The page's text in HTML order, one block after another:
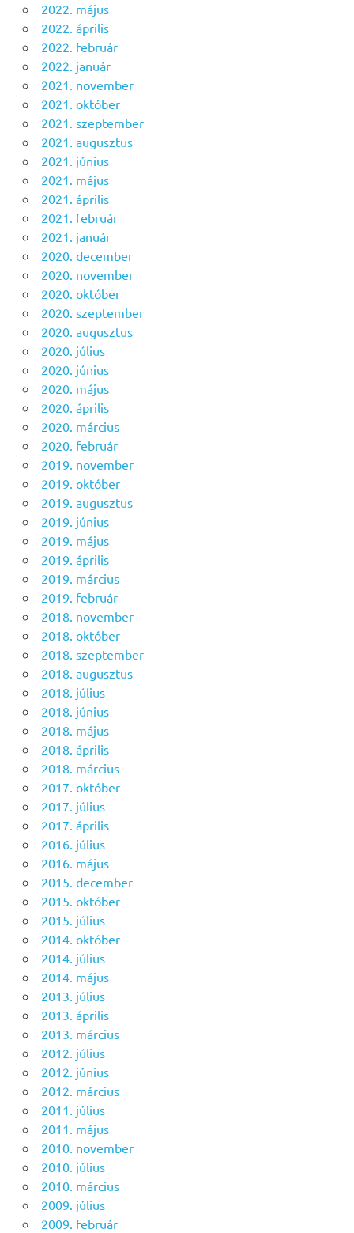
2022. május
2022. április
2022. február
2022. január
2021. november
2021. október
2021. szeptember
2021. augusztus
2021. június
2021. május
2021. április
2021. február
2021. január
2020. december
2020. november
2020. október
2020. szeptember
2020. augusztus
2020. július
2020. június
2020. május
2020. április
2020. március
2020. február
2019. november
2019. október
2019. augusztus
2019. június
2019. május
2019. április
2019. március
2019. február
2018. november
2018. október
2018. szeptember
2018. augusztus
2018. július
2018. június
2018. május
2018. április
2018. március
2017. október
2017. július
2017. április
2016. július
2016. május
2015. december
2015. október
2015. július
2014. október
2014. július
2014. május
2013. július
2013. április
2013. március
2012. július
2012. június
2012. március
2011. július
2011. május
2010. november
2010. július
2010. március
2009. július
2009. február